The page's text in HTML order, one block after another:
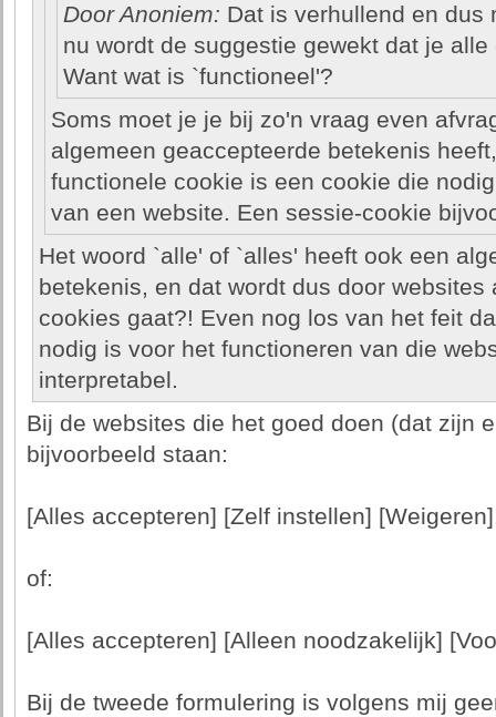
Door Anoniem: Dat is verhullend en dus
nu wordt de suggestie gewekt dat je
Want wat is `functioneel'?
Soms moet je je bij zo'n vraag even
algemeen geaccepteerde betekenis
functionele cookie is een cookie die
van een website. Een sessie-cookie
Het woord `alle' of `alles' heeft ook een
betekenis, en dat wordt dus door
cookies gaat?! Even nog los van het feit
nodig is voor het functioneren van die
interpretabel.
Bij de websites die het goed doen (dat zijn
bijvoorbeeld staan:
[Alles accepteren] [Zelf instellen]
of:
[Alles accepteren] [Alleen noodzakelijk]
Bij de tweede formulering is volgens mij